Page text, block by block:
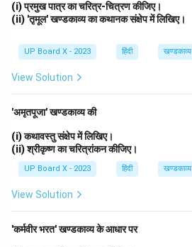
(i) प्रमुख पात्र का चरित्र-चित्रण कीजिए।
(ii) 'तृमूल' खण्डकाव्य का कथानक संक्षेप में लिखिए।
UP Board X - 2023 हिंदी खण्डकाव्य
View Solution
'अमृतपूजा' खण्डकाव्य की
(i) कथावस्तु संक्षेप में लिखिए।
(ii) श्रीकृष्ण का चरित्रांकन कीजिए।
UP Board X - 2023 हिंदी खण्डकाव्य
View Solution
'कर्मवीर भरत' खण्डकाव्य के आधार पर